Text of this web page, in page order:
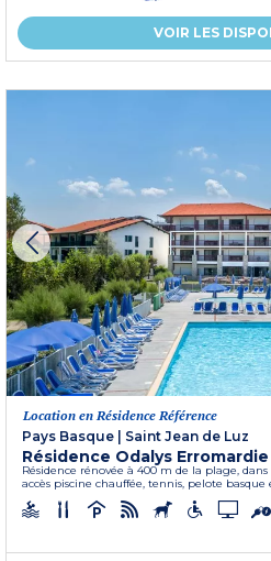
VOIR LES
Location en Résidence Référence
Pays Basque
Saint Jean de Luz
Résidence Odalys
Résidence rénovée à 400 m de la plage,
accès piscine chauffée, tennis, pelote basque